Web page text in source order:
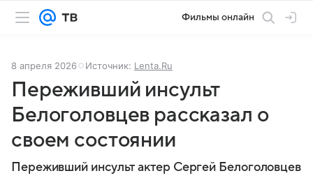
Фильмы онлайн
8 апреля 2026 Источник: Lenta.Ru
Переживший инсульт
Белоголовцев рассказал о
своем состоянии
Переживший инсульт актер Сергей Белоголовцев